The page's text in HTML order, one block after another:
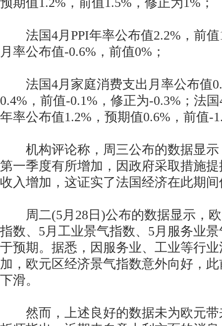
预期值1.2%，前值1.5%，修正为1%；
法国4月PPI年率公布值2.2%，前值
月率公布值-0.6%，前值0%；
法国4月家庭消费支出月率公布值
0.4%，前值-0.1%，修正为-0.3%；法
年率公布值1.2%，预期值0.6%，前值-
机构评论称，周三公布的数据显示
第一季度有所增加，因政府采取措施
收入增加，这证实了法国经济在此期
周二(5月28日)公布的数据显示，欧
指数、5月工业景气指数、5月服务业
于预期。据悉，因服务业、工业等行
加，欧元区经济景气指数意外向好，
下滑。
然而，上述良好的数据未为欧元带